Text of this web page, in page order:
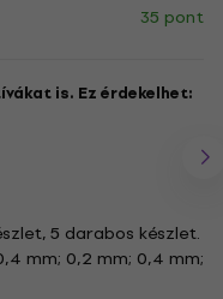
35 pont
is. Ez érdekelhet:
5 darabos készlet.
mm; 0,2 mm; 0,4 mm;